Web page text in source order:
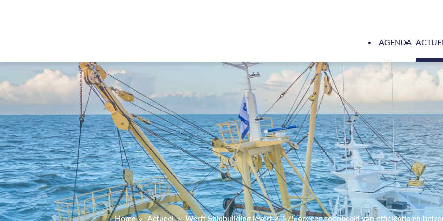
AGENDA
Home Actueel Werft Shipbuilding levert Z-575 op: een toonbeeld van efficiëntie en